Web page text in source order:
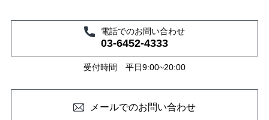
電話でのお問い合わせ
03-6452-4333
受付時間 平日9:00~20:00
メールでのお問い合わせ